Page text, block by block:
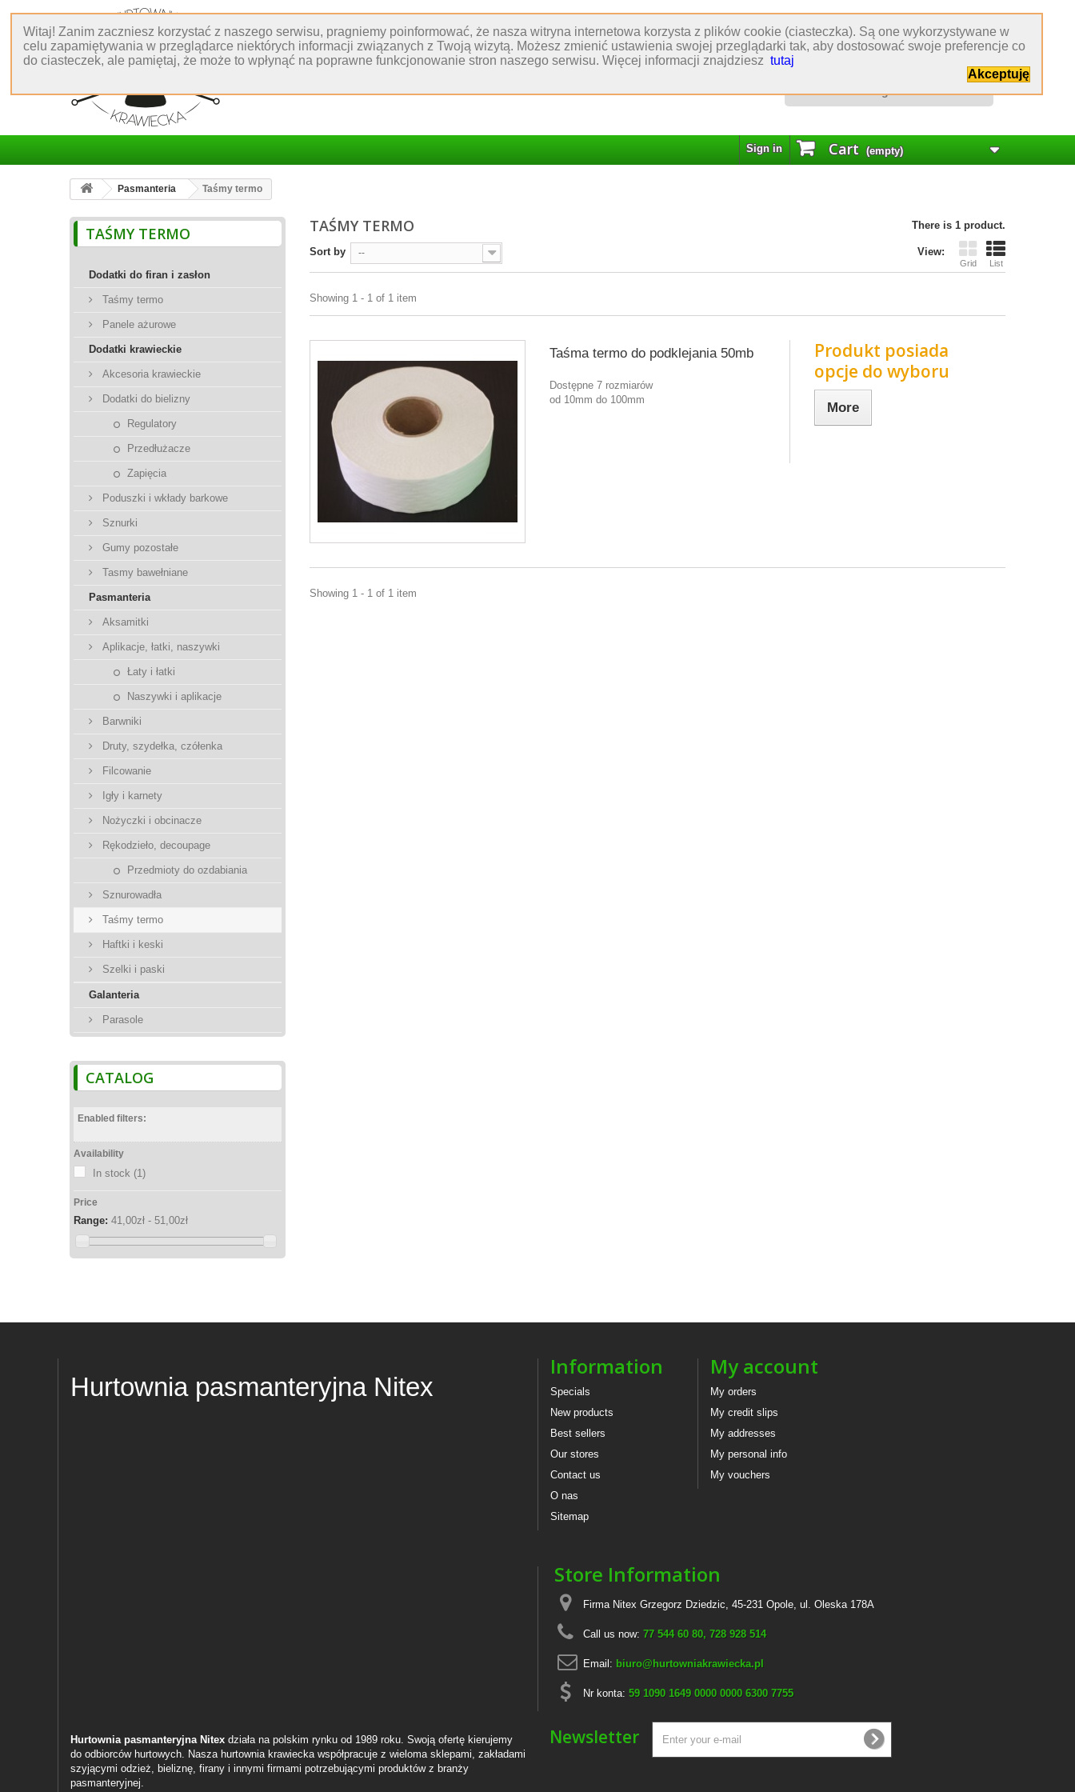
Cart (empty)
Sign in
Obsługa klienta
biuro@hurtowniakrawiecka.pl
:biuro obsługi klienta
Witaj! Zanim zaczniesz korzystać z naszego serwisu, pragniemy poinformować, że nasza witryna internetowa korzysta z plików cookie (ciasteczka). Są one wykorzystywane w
celu zapamiętywania w przeglądarce niektórych informacji związanych z Twoją wizytą. Możesz zmienić ustawienia swojej przeglądarki tak, aby dostosować swoje preferencje co
do ciasteczek, ale pamiętaj, że może to wpłynąć na poprawne funkcjonowanie stron naszego serwisu. Więcej informacji znajdziesz tutaj
Akceptuję
Pasmanteria Taśmy termo
TAŚMY TERMO
Dodatki do firan i zasłon
Taśmy termo
Panele ażurowe
Dodatki krawieckie
Akcesoria krawieckie
Dodatki do bielizny
Regulatory
Przedłużacze
Zapięcia
Poduszki i wkłady barkowe
Sznurki
Gumy pozostałe
Tasmy bawełniane
Pasmanteria
Aksamitki
Aplikacje, łatki, naszywki
Łaty i łatki
Naszywki i aplikacje
Barwniki
Druty, szydełka, czółenka
Filcowanie
Igły i karnety
Nożyczki i obcinacze
Rękodzieło, decoupage
Przedmioty do ozdabiania
Sznurowadła
Taśmy termo
Haftki i keski
Szelki i paski
Galanteria
Parasole
CATALOG
Enabled filters:
Availability
In stock (1)
Price
Range: 41,00zł - 51,00zł
TAŚMY TERMO There is 1 product.
View:
Grid List
Sort by --
Showing 1 - 1 of 1 item
Taśma termo do podklejania 50mb
Dostępne 7 rozmiarów
od 10mm do 100mm
Produkt posiada
opcje do wyboru
More
Showing 1 - 1 of 1 item
Hurtownia pasmanteryjna Nitex
Hurtownia pasmanteryjna Nitex działa na polskim rynku od 1989 roku. Swoją ofertę kierujemy
do odbiorców hurtowych. Nasza hurtownia krawiecka współpracuje z wieloma sklepami, zakładami
szyjącymi odzież, bieliznę, firany i innymi firmami potrzebującymi produktów z branży
pasmanteryjnej.
Information
Specials
New products
Best sellers
Our stores
Contact us
O nas
Sitemap
My account
My orders
My credit slips
My addresses
My personal info
My vouchers
Store Information
Firma Nitex Grzegorz Dziedzic, 45-231 Opole, ul. Oleska 178A
Call us now: 77 544 60 80, 728 928 514
Email: biuro@hurtowniakrawiecka.pl
Nr konta: 59 1090 1649 0000 0000 6300 7755
Newsletter